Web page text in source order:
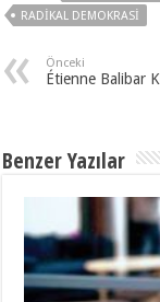
RADIKAL DEMOKRASI
Önceki
Étienne Balibar
Benzer Yazılar